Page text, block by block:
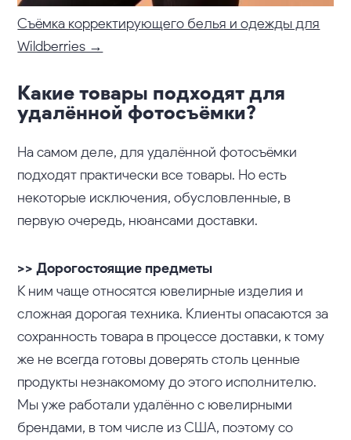
Съёмка корректирующего белья и одежды для
Wildberries →
Какие товары подходят для
удалённой фотосъёмки?
На самом деле, для удалённой фотосъёмки
подходят практически все товары. Но есть
некоторые исключения, обусловленные, в
первую очередь, нюансами доставки.
>> Дорогостоящие предметы
К ним чаще относятся ювелирные изделия и
сложная дорогая техника. Клиенты опасаются за
сохранность товара в процессе доставки, к тому
же не всегда готовы доверять столь ценные
продукты незнакомому до этого исполнителю.
Мы уже работали удалённо с ювелирными
брендами, в том числе из США, поэтому со